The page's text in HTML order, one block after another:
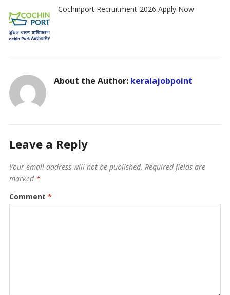
Cochinport Recruitment-2026 Apply Now
About the Author: keralajobpoint
Leave a Reply
Your email address will not be published. Required fields are
marked *
Comment *